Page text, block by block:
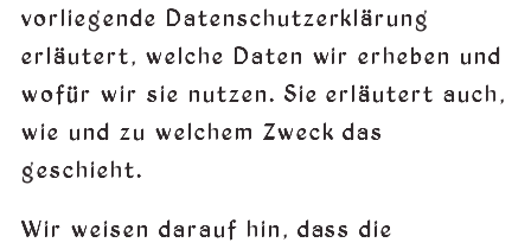
vorliegende Datenschutzerklärung
erläutert, welche Daten wir erheben und
wofür wir sie nutzen. Sie erläutert auch,
wie und zu welchem Zweck das
geschieht.
Wir weisen darauf hin, dass die